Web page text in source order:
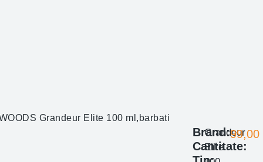
Grandeur Elite 100 ml,barbati
Brand:
Cantitate:
Grandeur
Elite
99,00